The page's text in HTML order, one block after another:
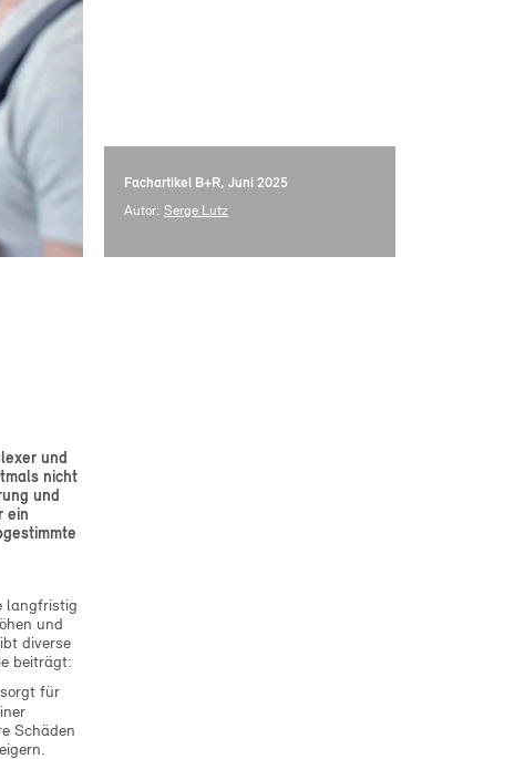
und
nicht
und
ein
langfristig
und
diverse
beiträgt:
für
Schäden
Fachartikel B+R, Juni 2025
Autor:Serge Lutz